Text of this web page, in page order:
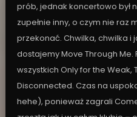
prób, jednak koncertowo był
zupełnie inny, o czym nie raz
przekonać. Chwilka, chwilka i
dostajemy Move Through
wszystkich Only for the Weak,
Disconnected. Czas na
hehe), ponieważ zagrali